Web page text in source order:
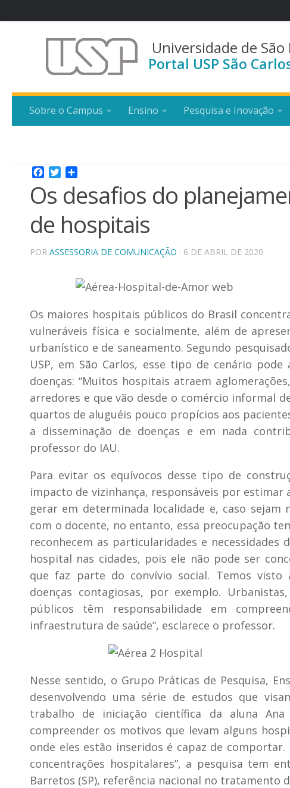
Universidade de São
Portal USP São
Sobre o Campus Ensino Pesquisa e Inovação
Facebook
Twitter
Os desafios do
de hospitais
POR ASSESSORIA DE COMUNICAÇÃO · 6 DE ABRIL DE 2020
Os maiores hospitais públicos do Brasil
vulneráveis física e socialmente, além de
urbanístico e de saneamento. Segundo
USP, em São Carlos, esse tipo de cenário
doenças: “Muitos hospitais atraem
arredores e que vão desde o comércio informal
quartos de aluguéis pouco propícios aos
a disseminação de doenças e em nada
professor do IAU.
Para evitar os equívocos desse tipo de
impacto de vizinhança, responsáveis por estimar
gerar em determinada localidade e, caso sejam
com o docente, no entanto, essa preocupação
reconhecem as particularidades e
hospital nas cidades, pois ele não pode ser
que faz parte do convívio social. Temos
doenças contagiosas, por exemplo.
públicos têm responsabilidade em
infraestrutura de saúde”, esclarece o professor.
Nesse sentido, o Grupo Práticas de Pesquisa,
desenvolvendo uma série de estudos que
trabalho de iniciação científica da aluna
compreender os motivos que levam alguns
onde eles estão inseridos é capaz de
concentrações hospitalares”, a pesquisa tem
Barretos (SP), referência nacional no tratamento